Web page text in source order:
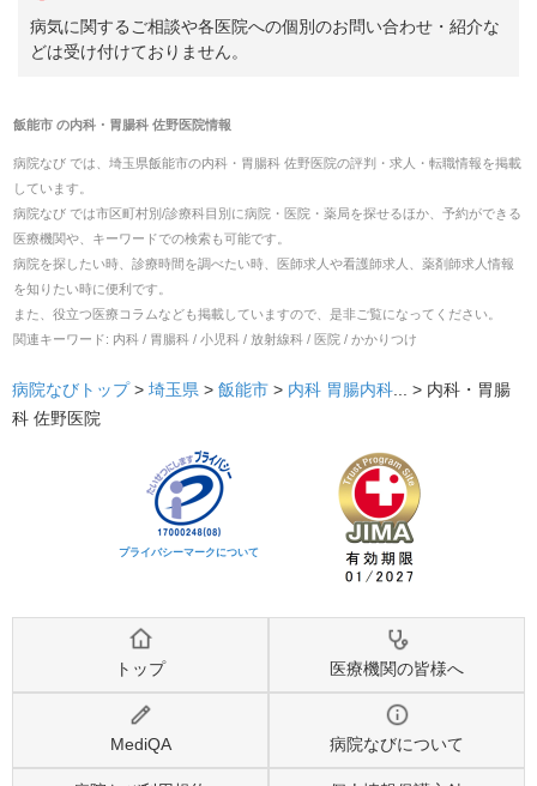
病気に関するご相談や各医院への個別のお問い合わせ・紹介な
どは受け付けておりません。
飯能市の内科・胃腸科 佐野医院情報
病院なび では、 埼玉県飯能市の内科・胃腸科 佐野医院の評判・求人・転職情報を掲載
しています。
病院なび では市区町村別/診療科目別に病院・医院・薬局を探せるほか、予約ができる
医療機関や、キーワードでの検索も可能です。
病院を探したい時、診療時間を調べたい時、医師求人や看護師求人、薬剤師求人情報
を知りたい時に便利です。
また、役立つ医療コラムなども掲載していますので、是非ご覧になってください。
関連キーワード: 内科 / 胃腸科 / 小児科 / 放射線科 / 医院 / かかりつけ
病院なびトップ > 埼玉県 > 飯能市 > 内科 胃腸内科... > 内科・胃腸
科 佐野医院
プライバシーマークについて
トップ 医療機関の皆様へ
MediQA 病院なびについて